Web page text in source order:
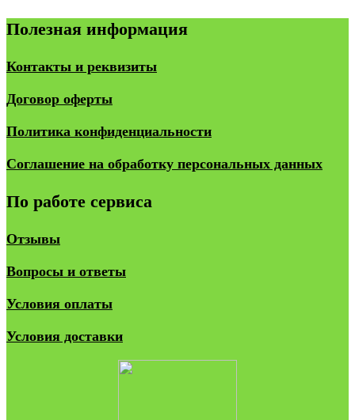
Полезная информация
Контакты и реквизиты
Договор оферты
Политика конфиденциальности
Соглашение на обработку персональных данных
По работе сервиса
Отзывы
Вопросы и ответы
Условия оплаты
Условия доставки